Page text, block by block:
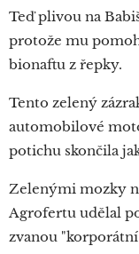
Teď plivou na
protože mu
bionaftu z řepky.
Tento zelený
automobilové
potichu skončila
Zelenými mozky
Agrofertu udělal
zvanou "korporátní